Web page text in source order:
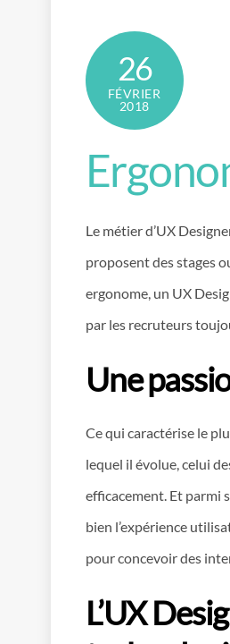
26
FÉVRIER
2018
Le métier d’UX
proposent des stages
ergonome, un UX
par les recruteurs
Une
Ce qui caractérise le
lequel il évolue, celui
efficacement. Et parmi
bien l’expérience
pour concevoir des
L’UX